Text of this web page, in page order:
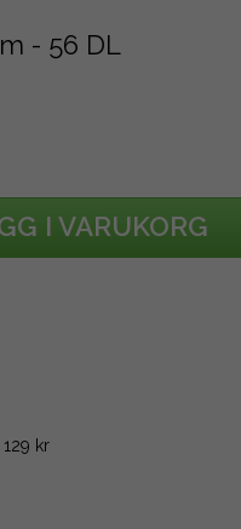
- 56 DL
I VARUKORG
129 kr